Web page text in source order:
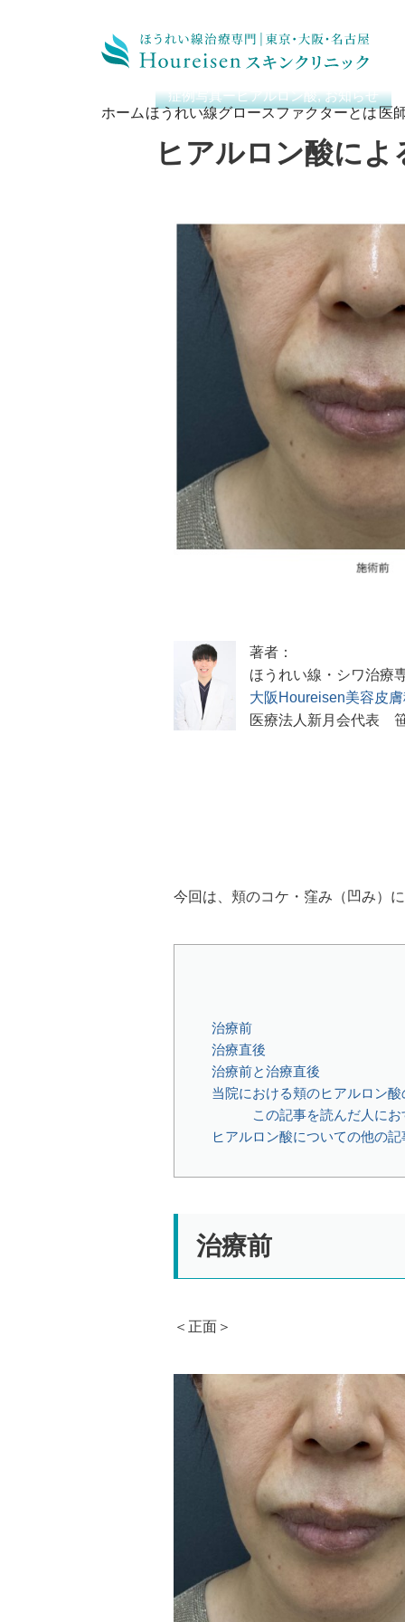
ホーム ほうれい線グロースファクターとは医
症例写真ーヒアルロン酸, お知らせ
ヒアルロン酸に
著者：
ほうれい線・シワ治
大阪Houreisen美容皮
医療法人新月会代表
今回は、頬のコケ・窪み（凹み）
治療前
治療直後
治療前と治療直後
当院における頬のヒアルロン酸
この記事を読んだ人に
ヒアルロン酸についての他の記
治療前
＜正面＞